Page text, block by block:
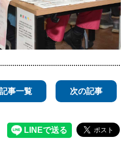
記事一覧 次の記事